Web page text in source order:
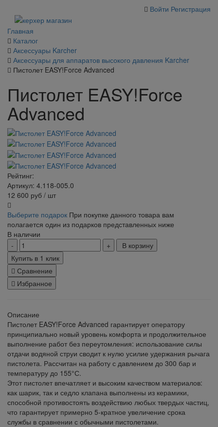
Войти Регистрация
Главная
Каталог
Аксессуары Karcher
Аксессуары для аппаратов высокого давления Karcher
Пистолет EASY!Force Advanced
Пистолет EASY!Force
Advanced
Рейтинг:
Артикул: 4.118-005.0
12 600 руб / шт
Выберите подарок При покупке данного товара вам
полагается один из подарков представленных ниже
В наличии
В корзину
Купить в 1 клик
Сравнение
Избранное
Описание
Пистолет EASY!Force Advanced гарантирует оператору
принципиально новый уровень комфорта и продолжительное
выполнение работ без переутомления: использование силы
отдачи водяной струи сводит к нулю усилие удержания рычага
пистолета. Рассчитан на работу с давлением до 300 бар и
температуру до 155°С.
Этот пистолет впечатляет и высоким качеством материалов:
как шарик, так и седло клапана выполнены из керамики,
способной противостоять воздействию любых твердых частиц,
что гарантирует примерно 5-кратное увеличение срока
службы в сравнении с обычными пистолетами.